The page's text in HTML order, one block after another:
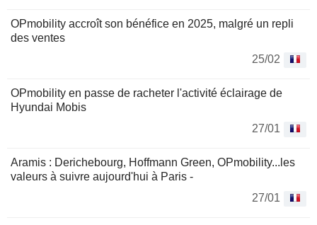
OPmobility accroît son bénéfice en 2025, malgré un repli
des ventes
25/02
OPmobility en passe de racheter l'activité éclairage de
Hyundai Mobis
27/01
Aramis : Derichebourg, Hoffmann Green, OPmobility...les
valeurs à suivre aujourd'hui à Paris -
27/01